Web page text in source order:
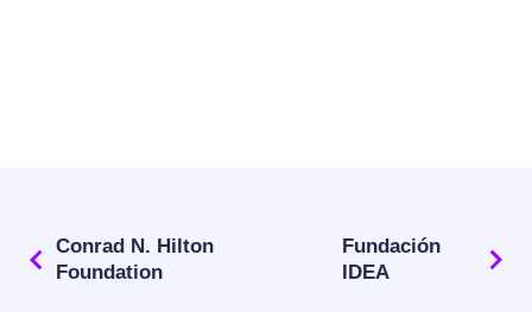
Conrad N. Hilton
Foundation
Fundación
IDEA